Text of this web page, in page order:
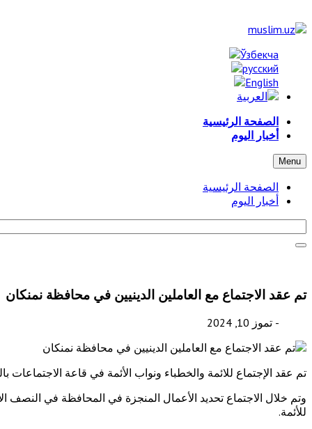
الصفحة الرئيسية
أخبار اليوم
Menu
الصفحة الرئيسية
أخبار اليوم
تم عقد الاجتماع مع العاملين الدينيين في محافظة نمنكان
- تموز 10, 2024
تم عقد الإجتماع للائمة والخطباء ونواب الأئمة في قاعة الاجتماعات
للأئمة.